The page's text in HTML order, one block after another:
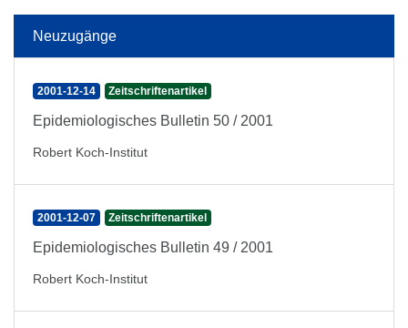
Neuzugänge
2001-12-14 Zeitschriftenartikel
Epidemiologisches Bulletin 50 / 2001
Robert Koch-Institut
2001-12-07 Zeitschriftenartikel
Epidemiologisches Bulletin 49 / 2001
Robert Koch-Institut